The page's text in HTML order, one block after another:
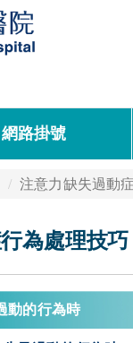
網路掛號
注意力缺失過動
為處理技巧
動的行為時